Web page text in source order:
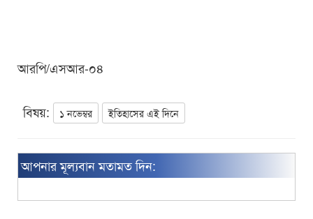
আরপি/এসআর-০৪
বিষয়: ১ নভেম্বর ইতিহাসের এই দিনে
আপনার মূল্যবান মতামত দিন: